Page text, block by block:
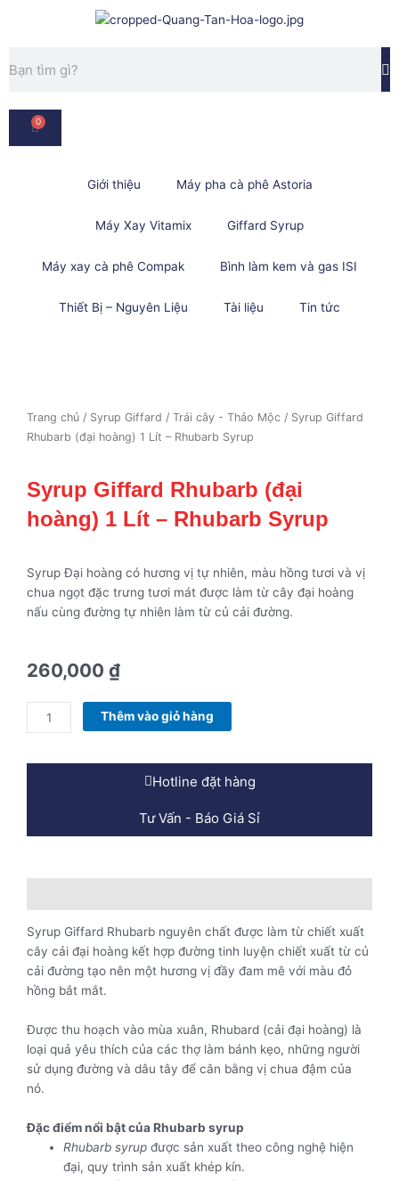
dung
kiếm
0
Cart
Giới thiệu Máy pha cà phê Astoria
Máy Xay Vitamix Giffard Syrup
Máy xay cà phê Compak Bình làm kem và gas ISI
Thiết Bị – Nguyên Liệu Tài liệu Tin tức
Trang chủ / Syrup Giffard / Trái cây - Thảo Mộc / Syrup Giffard
Rhubarb (đại hoàng) 1 Lít – Rhubarb Syrup
Syrup Giffard Rhubarb (đại
hoàng) 1 Lít – Rhubarb Syrup
Syrup Đại hoàng có hương vị tự nhiên, màu hồng tươi và vị
chua ngọt đặc trưng tươi mát được làm từ cây đại hoàng
nấu cùng đường tự nhiên làm từ củ cải đường.
260,000 ₫
Syrup
Giffard
lượng
Thêm vào giỏ hàng
Hotline đặt hàng
Tư Vấn - Báo Giá Sỉ
Syrup Giffard Rhubarb nguyên chất được làm từ chiết xuất
cây cải đại hoàng kết hợp đường tinh luyện chiết xuất từ củ
cải đường tạo nên một hương vị đầy đam mê với màu đỏ
hồng bắt mắt.
Được thu hoạch vào mùa xuân, Rhubard (cải đại hoàng) là
loại quả yêu thích của các thợ làm bánh kẹo, những người
sử dụng đường và dâu tây để cân bằng vị chua đậm của
nó.
Đặc điểm nổi bật của Rhubarb syrup
Rhubarb syrup được sản xuất theo công nghệ hiện
đại, quy trình sản xuất khép kín.